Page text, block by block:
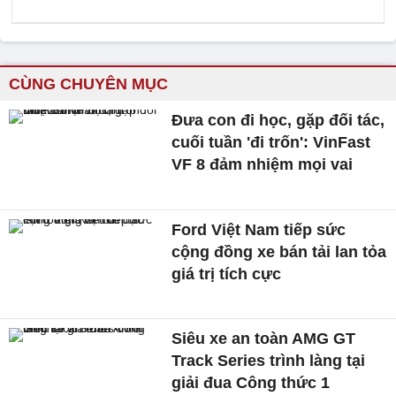
CÙNG CHUYÊN MỤC
Đưa con đi học, gặp đối tác,
cuối tuần 'đi trốn': VinFast
VF 8 đảm nhiệm mọi vai
Ford Việt Nam tiếp sức
cộng đồng xe bán tải lan tỏa
giá trị tích cực
Siêu xe an toàn AMG GT
Track Series trình làng tại
giải đua Công thức 1